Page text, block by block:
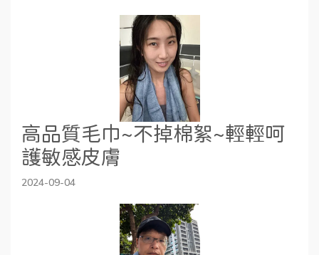
高品質毛巾~不掉棉絮~輕輕呵
護敏感皮膚
2024-09-04